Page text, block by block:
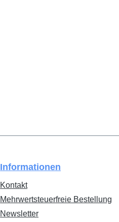
Informationen
Kontakt
Mehrwertsteuerfreie Bestellung
Newsletter